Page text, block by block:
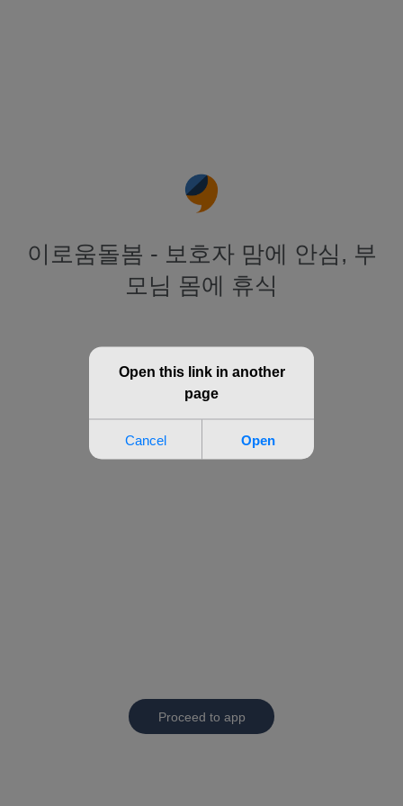
이로움돌봄 - 보호자 맘에 안심, 부
모님 몸에 휴식
Proceed to app